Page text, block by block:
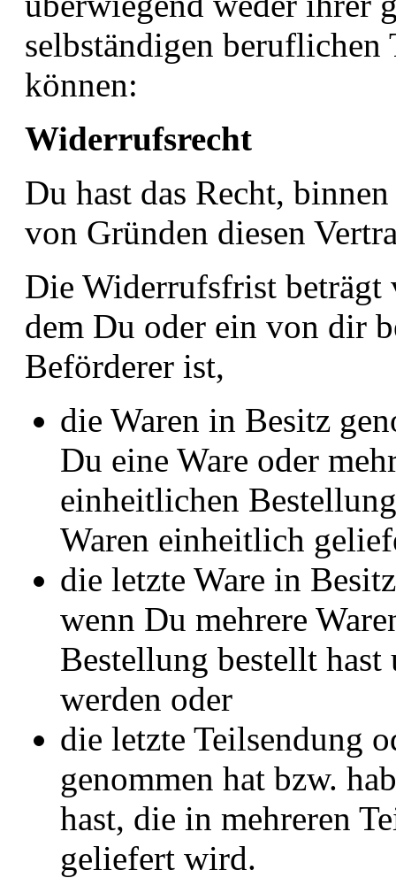
selbständigen
können:
Widerrufsrecht
Du hast das Recht,
von Gründen diesen
Die Widerrufsfrist beträgt
dem Du oder ein von dir
Beförderer ist,
die Waren in Besitz
Du eine Ware oder
einheitlichen
Waren einheitlich
die letzte Ware in
wenn Du mehrere
Bestellung bestellt
werden oder
die letzte Teilsendung
genommen hat bzw.
hast, die in mehreren
geliefert wird.